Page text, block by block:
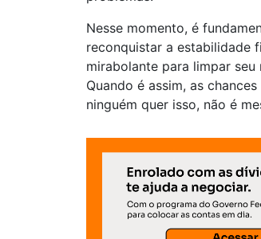
Nesse momento, é
reconquistar a estabilidade
mirabolante para limpar
Quando é assim, as
ninguém quer isso, não é